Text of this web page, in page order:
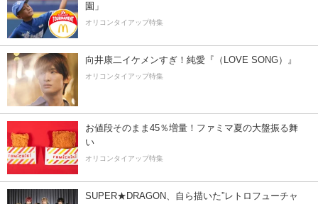
園」
オリコンタイアップ特集
向井康二イケメンすぎ！純愛『（LOVE SONG）』
オリコンタイアップ特集
お値段そのまま45％増量！ファミマ夏の大盤振る舞
い
オリコンタイアップ特集
SUPER★DRAGON、自ら描いた”レトロフューチャ